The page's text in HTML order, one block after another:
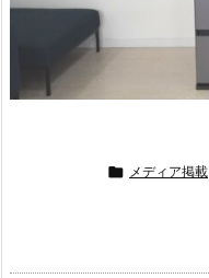
 メディア掲載